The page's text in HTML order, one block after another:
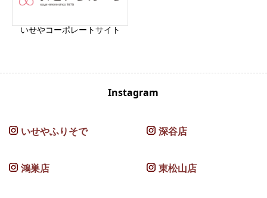
いせやコーポレートサイト
Instagram
いせやふりそで 深谷店
鴻巣店 東松山店